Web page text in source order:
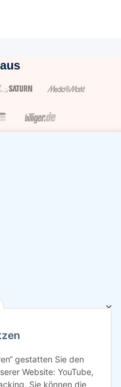
gestatten Sie den
Website: YouTube,
Sie können die